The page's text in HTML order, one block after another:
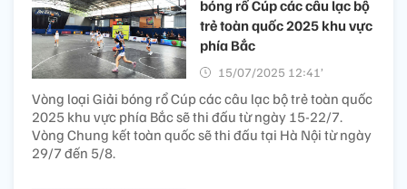
bóng rổ Cúp các câu lạc bộ
trẻ toàn quốc 2025 khu vực
phía Bắc
15/07/2025 12:41’
Vòng loại Giải bóng rổ Cúp các câu lạc bộ trẻ toàn quốc
2025 khu vực phía Bắc sẽ thi đấu từ ngày 15-22/7.
Vòng Chung kết toàn quốc sẽ thi đấu tại Hà Nội từ ngày
29/7 đến 5/8.